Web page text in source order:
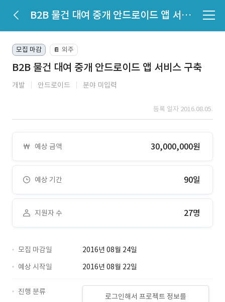
B2B 물건 대여 중개 안드로이드 앱 서비스 구축
모집 마감 📔 외주
B2B 물건 대여 중개 안드로이드 앱 서비스 구축
개발 안드로이드 분야 미입력
등록 일자 2016.08.05.
예상 금액 30,000,000원
예상 기간 90일
지원자 수 27명
모집 마감일
2016년 08월 24일
예상 시작일
2016년 08월 22일
로그인해서 프로젝트 정보를
진행 분류